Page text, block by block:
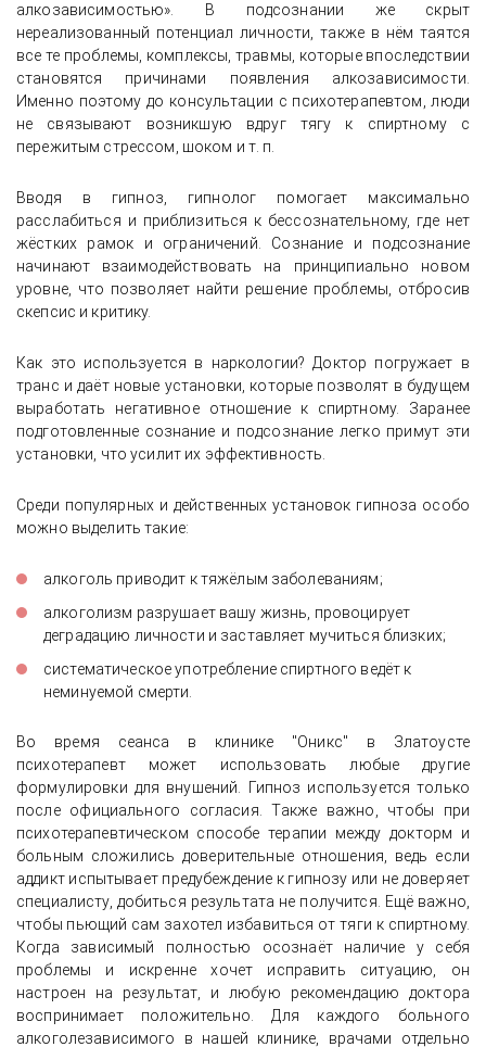
алкозависимостью». В подсознании же скрыт
нереализованный потенциал личности, также в нём таятся
все те проблемы, комплексы, травмы, которые впоследствии
становятся причинами появления алкозависимости.
Именно поэтому до консультации с психотерапевтом, люди
не связывают возникшую вдруг тягу к спиртному с
пережитым стрессом, шоком и т. п.
Вводя в гипноз, гипнолог помогает максимально
расслабиться и приблизиться к бессознательному, где нет
жёстких рамок и ограничений. Сознание и подсознание
начинают взаимодействовать на принципиально новом
уровне, что позволяет найти решение проблемы, отбросив
скепсис и критику.
Как это используется в наркологии? Доктор погружает в
транс и даёт новые установки, которые позволят в будущем
выработать негативное отношение к спиртному. Заранее
подготовленные сознание и подсознание легко примут эти
установки, что усилит их эффективность.
Среди популярных и действенных установок гипноза особо
можно выделить такие:
алкоголь приводит к тяжёлым заболеваниям;
алкоголизм разрушает вашу жизнь, провоцирует
деградацию личности и заставляет мучиться близких;
систематическое употребление спиртного ведёт к
неминуемой смерти.
Во время сеанса в клинике "Оникс" в Златоусте
психотерапевт может использовать любые другие
формулировки для внушений. Гипноз используется только
после официального согласия. Также важно, чтобы при
психотерапевтическом способе терапии между докторм и
больным сложились доверительные отношения, ведь если
аддикт испытывает предубеждение к гипнозу или не доверяет
специалисту, добиться результата не получится. Ещё важно,
чтобы пьющий сам захотел избавиться от тяги к спиртному.
Когда зависимый полностью осознаёт наличие у себя
проблемы и искренне хочет исправить ситуацию, он
настроен на результат, и любую рекомендацию доктора
воспринимает положительно. Для каждого больного
алкоголезависимого в нашей клинике, врачами отдельно